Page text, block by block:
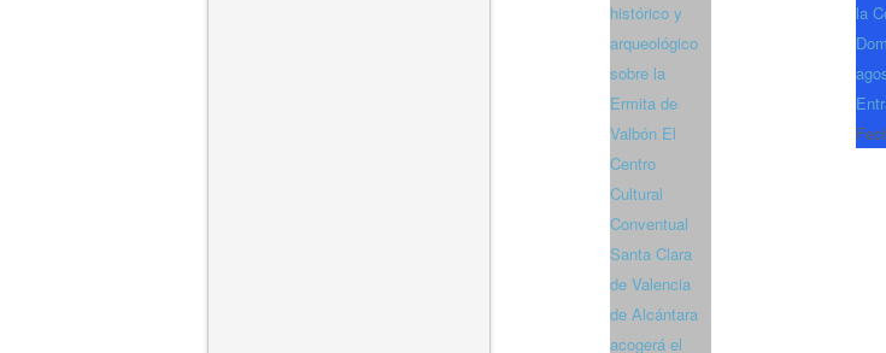
histórico y
arqueológico
sobre la
Ermita de
Valbón El
Centro
Cultural
Conventual
Santa Clara
de Valencia
de Alcántara
acogerá el
la